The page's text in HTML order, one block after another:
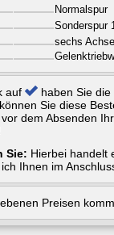
Normalspur
Sonderspur
sechs
auf haben Sie
können Sie diese
dem Absenden
Sie: Hierbei handelt
Ihnen im
Preisen